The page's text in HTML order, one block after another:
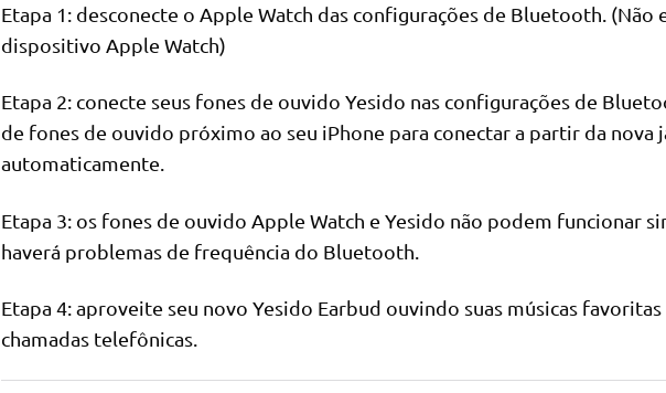
Etapa 1: desconecte o Apple Watch das configurações de Bluetooth. (Não
dispositivo Apple Watch)
Etapa 2: conecte seus fones de ouvido Yesido nas configurações de
de fones de ouvido próximo ao seu iPhone para conectar a partir da nova
automaticamente.
Etapa 3: os fones de ouvido Apple Watch e Yesido não podem funcionar
haverá problemas de frequência do Bluetooth.
Etapa 4: aproveite seu novo Yesido Earbud ouvindo suas músicas favoritas
chamadas telefônicas.